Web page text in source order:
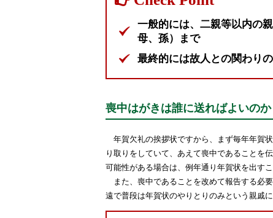
一般的には、二親等以内の
母、孫）まで
最終的には故人との関わり
喪中はがきは誰に送ればよいのか
年賀欠礼の挨拶状ですから、まず毎年年賀
り取りをしていて、あえて喪中であることを
可能性がある場合は、例年通り年賀状を出す
また、喪中であることを改めて報告する必
遠で普段は年賀状のやりとりのみという親戚